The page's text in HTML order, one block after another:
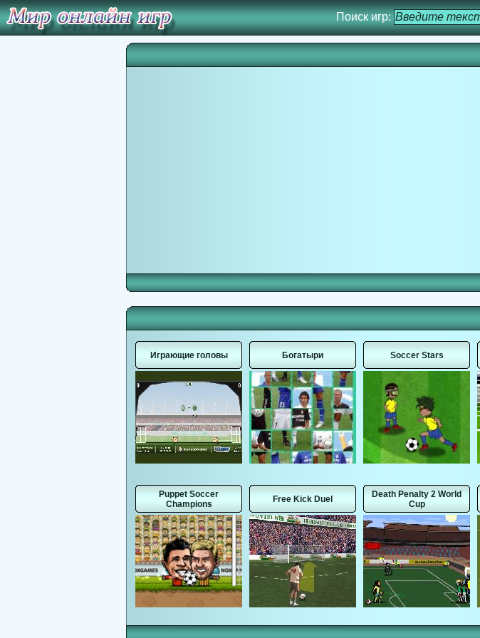
Поиск игр:
Играющие головы Богатыри Soccer Stars
Puppet Soccer
Champions
Free Kick Duel
Death Penalty 2 World
Cup